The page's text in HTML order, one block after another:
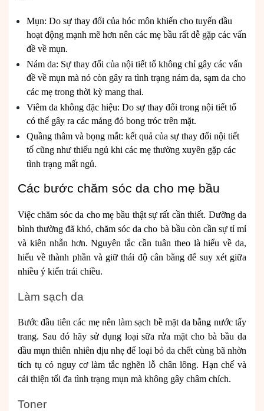
Mụn: Do sự thay đổi của hóc môn khiến cho tuyến dầu
hoạt động mạnh mẽ hơn nên các mẹ bầu rất dễ gặp các vấn
đề về mụn.
Nám da: Sự thay đổi của nội tiết tố không chỉ gây các vấn
đề về mụn mà nó còn gây ra tình trạng nám da, sạm da cho
các mẹ trong thời kỳ mang thai.
Viêm da không đặc hiệu: Do sự thay đổi trong nội tiết tố
có thể gây ra các mảng đỏ bong tróc trên mặt.
Quầng thâm và bọng mắt: kết quả của sự thay đổi nội tiết
tố cũng như thiếu ngủ khi các mẹ thường xuyên gặp các
tình trạng mất ngủ.
Các bước chăm sóc da cho mẹ bầu
Việc chăm sóc da cho mẹ bầu thật sự rất cần thiết. Dưỡng da
bình thường đã khó, chăm sóc da cho bà bầu còn cần sự tỉ mỉ
và kiên nhẫn hơn. Nguyên tắc cần tuân theo là hiểu về da,
hiểu về thành phần và giữ thái độ cân bằng để suy xét giữa
nhiều ý kiến trái chiều.
Làm sạch da
Bước đầu tiên các mẹ nên làm sạch bề mặt da bằng nước tẩy
trang. Sau đó hãy sử dụng loại sữa rửa mặt cho bà bầu da
dầu mụn thiên nhiên dịu nhẹ để loại bỏ da chết cùng bã nhờn
tích tụ có nguy cơ làm tắc nghẽn lỗ chân lông. Hạn chế và
cải thiện tối đa tình trạng mụn mà không gây châm chích.
Toner